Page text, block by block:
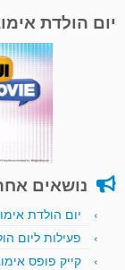
יום הולדת
נושאים
יום הולדת
פעילות ליום
קייק פופס